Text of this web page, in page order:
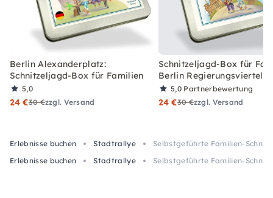
Berlin Alexanderplatz:
Schnitzeljagd-Box für Familien
5,0
24 €30 €zzgl. Versand
Schnitzeljagd-Box für
Berlin Regierungsviertel
5,0 Partnerbewertung
24 €30 €zzgl. Versand
Erlebnisse buchen Stadtrallye
Selbstgeführte Familien-
Erlebnisse buchen
Stadtrallye Selbstgeführte Familien-